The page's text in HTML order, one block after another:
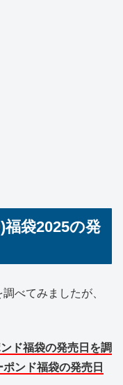
袋2025の発
べてみましたが、
ド福袋の発売日を調
ンド福袋の発売日